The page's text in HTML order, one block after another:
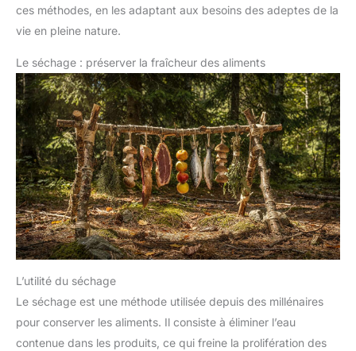
ces méthodes, en les adaptant aux besoins des adeptes de la
vie en pleine nature.
Le séchage : préserver la fraîcheur des aliments
L’utilité du séchage
Le séchage est une méthode utilisée depuis des millénaires
pour conserver les aliments. Il consiste à éliminer l’eau
contenue dans les produits, ce qui freine la prolifération des